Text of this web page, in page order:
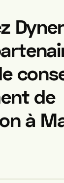
de
à